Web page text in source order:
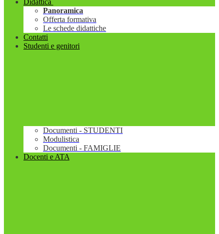
Didattica
Panoramica
Offerta formativa
Le schede didattiche
Contatti
Studenti e genitori
Documenti - STUDENTI
Modulistica
Documenti - FAMIGLIE
Docenti e ATA